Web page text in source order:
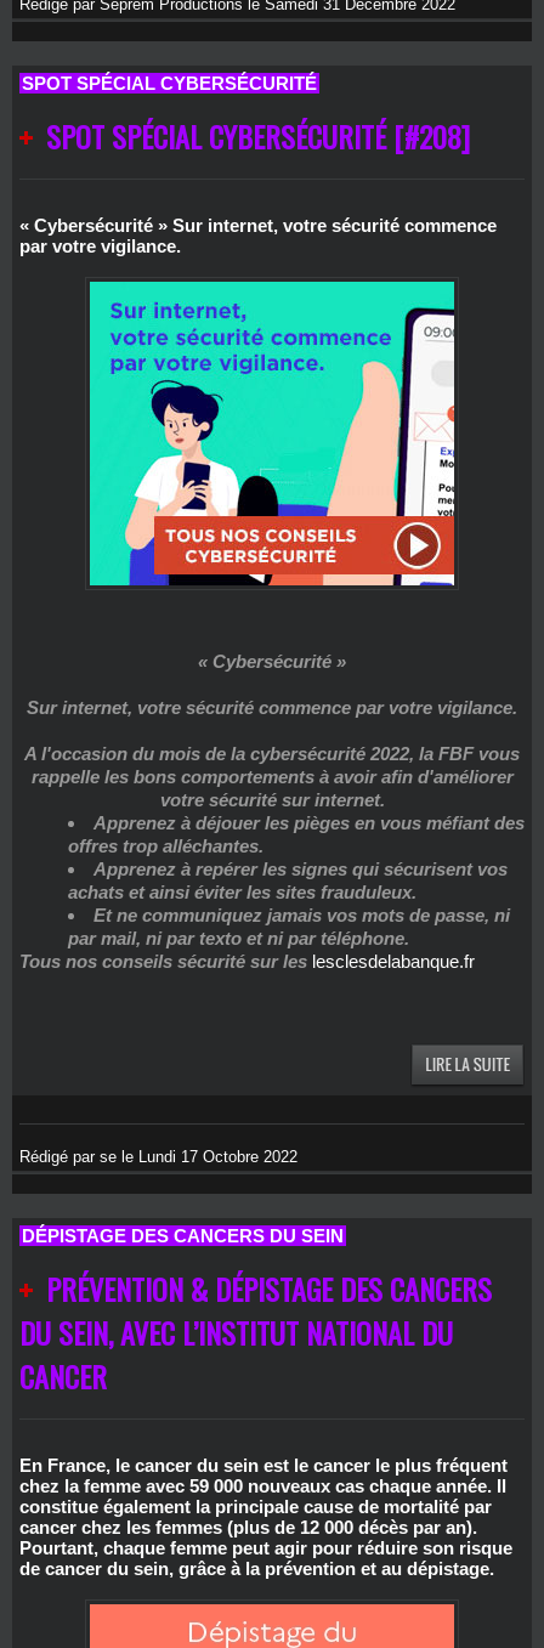
Rédigé par Seprem Productions le Samedi 31 Décembre 2022
SPOT SPÉCIAL CYBERSÉCURITÉ
SPOT SPÉCIAL CYBERSÉCURITÉ [#208]
« Cybersécurité » Sur internet, votre sécurité commence
par votre vigilance.
« Cybersécurité »
Sur internet, votre sécurité commence par votre vigilance.
A l'occasion du mois de la cybersécurité 2022, la FBF vous
rappelle les bons comportements à avoir afin d'améliorer
votre sécurité sur internet.
Apprenez à déjouer les pièges en vous méfiant des
offres trop alléchantes.
Apprenez à repérer les signes qui sécurisent vos
achats et ainsi éviter les sites frauduleux.
Et ne communiquez jamais vos mots de passe, ni
par mail, ni par texto et ni par téléphone.
Tous nos conseils sécurité sur les lesclesdelabanque.fr
Rédigé par se le Lundi 17 Octobre 2022
DÉPISTAGE DES CANCERS DU SEIN
PRÉVENTION & DÉPISTAGE DES CANCERS
DU SEIN, AVEC L’INSTITUT NATIONAL DU
CANCER
En France, le cancer du sein est le cancer le plus fréquent
chez la femme avec 59 000 nouveaux cas chaque année. Il
constitue également la principale cause de mortalité par
cancer chez les femmes (plus de 12 000 décès par an).
Pourtant, chaque femme peut agir pour réduire son risque
de cancer du sein, grâce à la prévention et au dépistage.